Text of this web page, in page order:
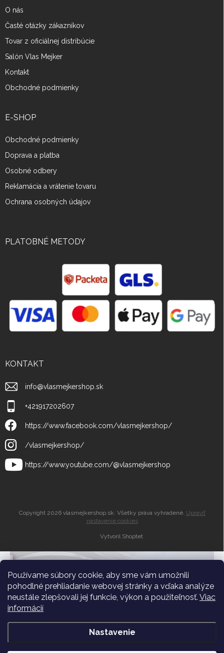
Používame súbory cookie, aby sme vám umožnili
pohodlné prehliadanie webovej stránky a vďaka analýze
neustále zlepšovali jej funkcie, výkon a použiteľnosť. Viac
informácií
Nastavenie
O nás
Časté otázky zákazníkov
Tovar z oficiálnej distribúcie
Salón Vlas Mejker
Kontakt
Obchodné podmienky
E-SHOP
Obchodné podmienky
Doprava a platba
Osobné odbery
Reklamácia a vrátenie tovaru
Ochrana osobných údajov
PLATOBNÉ METODY
KONTAKT
info@vlasmejkershop.sk
+421917202607
https://www.facebook.com/vlasmejkershop/
/vlasmejkershop/
https://www.youtube.com/@vlasmejkershop
Vytvoril Shoptet
Copyright 2026 vlasmejkershop.sk . Všetky práva vyhradené. Upraviť
nastavenie cookies
Zľava 10% dokošíka
Dostávajte pravidelné novinky a zľavy medzi